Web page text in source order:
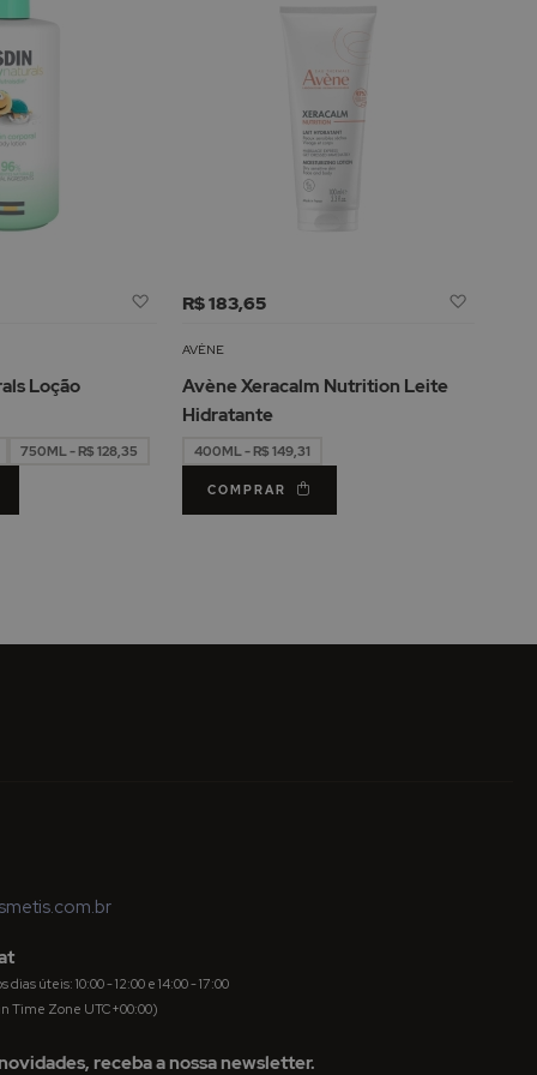
Adicionar
Lista
Desejos
Loção
750ML - R$ 128,35
R$ 183,65
AVÈNE
Avène Xeracalm Nutrition Leite
Hidratante
400ML - R$ 149,31
COMPRAR
úteis: 10:00 - 12:00 e 14:00 - 17:00
Time Zone UTC+00:00)
receba a nossa newsletter.